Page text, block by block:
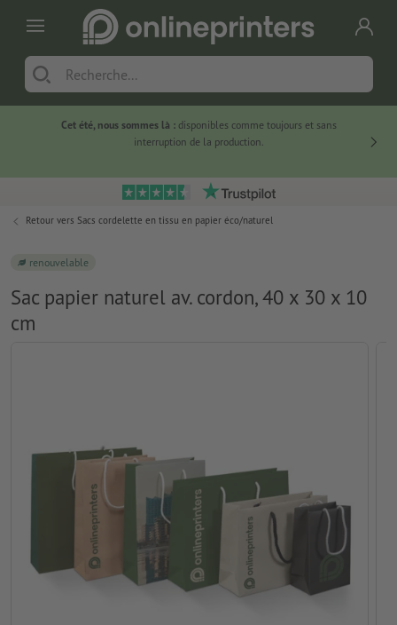
Cet été, nous sommes là :disponibles comme toujours et sans
interruption de la production.
Retour vers Sacs cordelette en tissu en papier éco/naturel
renouvelable
Sac papier naturel av. cordon, 40 x 30 x 10
cm